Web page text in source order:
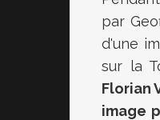
par
d'une
sur la
Florian
image